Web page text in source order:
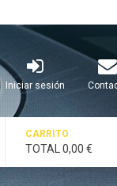
Iniciar sesión
CARRITO
TOTAL 0,00 €